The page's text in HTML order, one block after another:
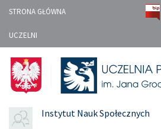
STRONA GŁÓWNA
UCZELNI
Instytut Nauk Społecznych